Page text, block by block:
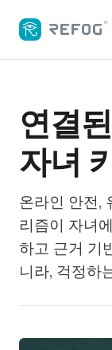
연결
자녀
온라인 안전,
리즘이 자녀
하고 근거 기
니라, 걱정하